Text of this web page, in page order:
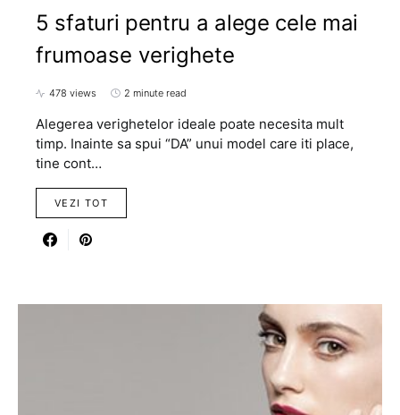
5 sfaturi pentru a alege cele mai
frumoase verighete
478 views 2 minute read
Alegerea verighetelor ideale poate necesita mult
timp. Inainte sa spui “DA” unui model care iti place,
tine cont…
VEZI TOT